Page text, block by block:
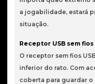
a jogabilidade, estará
situação.
Receptor USB sem
O receptor sem fios
inferior do rato. Com
coberta para guardar